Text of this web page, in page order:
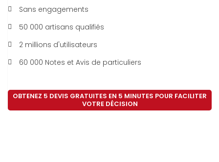
Sans engagements
50 000 artisans qualifiés
2 millions d'utilisateurs
60 000 Notes et Avis de particuliers
OBTENEZ 5 DEVIS GRATUITES EN 5 MINUTES POUR FACILITER
VOTRE DÉCISION